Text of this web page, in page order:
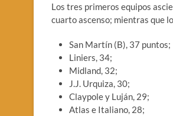
Los tres primeros equipos
cuarto ascenso; mientras que
San Martín (B), 37 puntos;
Liniers, 34;
Midland, 32;
J.J. Urquiza, 30;
Claypole y Luján, 29;
Atlas e Italiano, 28;